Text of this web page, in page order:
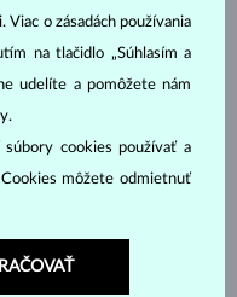
ZLATO
Viac o zásadách používania
na tlačidlo „Súhlasím a
udelíte a pomôžete nám
cookies používať a
môžete odmietnuť